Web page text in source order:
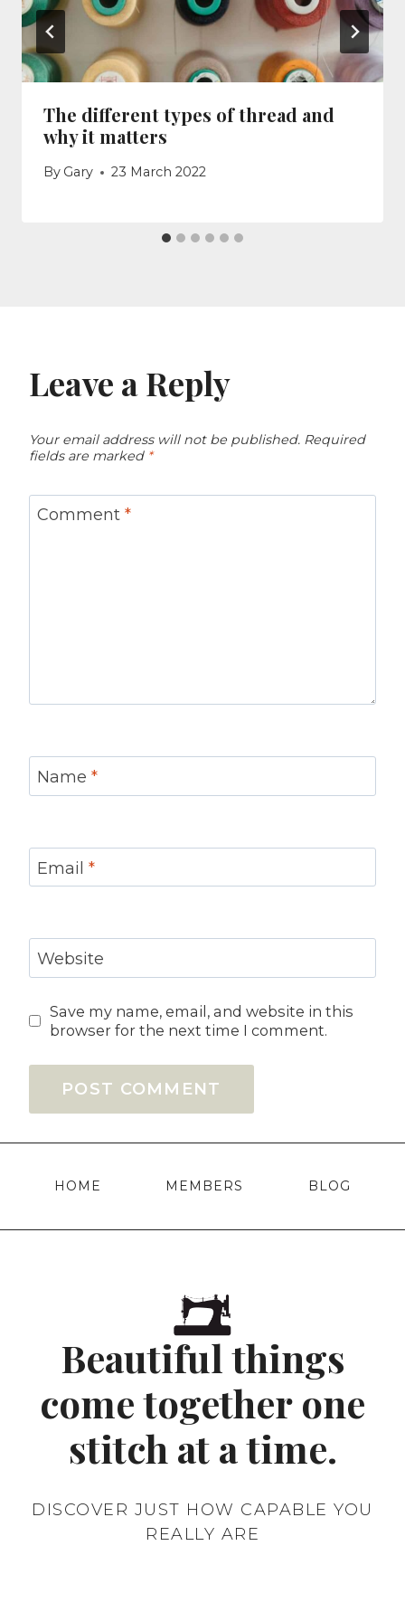
The different types of thread and
why it matters
By Gary 23 March 2022
Leave a Reply
Your email address will not be published. Required
fields are marked *
Comment *
Name *
Email *
Website
Save my name, email, and website in this
browser for the next time I comment.
HOME MEMBERS BLOG
Beautiful things
come together one
stitch at a time.
DISCOVER JUST HOW CAPABLE YOU
REALLY ARE